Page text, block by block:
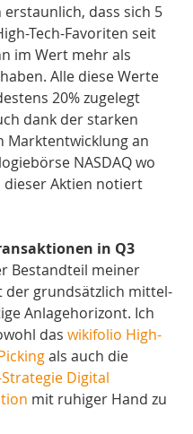
erstaunlich, dass sich 5
Tech-Favoriten seit
im Wert mehr als
Alle diese Werte
20% zugelegt
dank der starken
Marktentwicklung an
NASDAQ wo
dieser Aktien notiert
in Q3
Bestandteil meiner
der grundsätzlich mittel-
Anlagehorizont. Ich
das wikifolio High-
als auch die
Strategie Digital
mit ruhiger Hand zu